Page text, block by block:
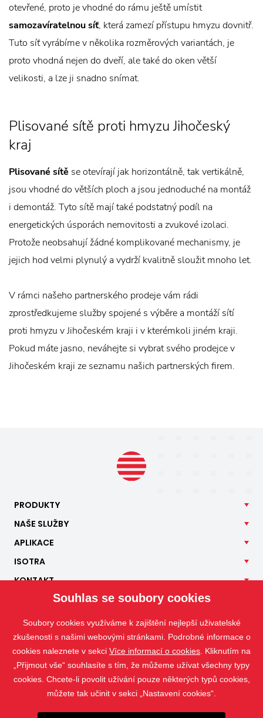
otevřené, proto je vhodné do rámu ještě umístit
samozavíratelnou síť, která zamezí přístupu hmyzu dovnitř.
Tuto síť vyrábíme v několika rozměrových variantách, je
proto vhodná nejen do dveří, ale také do oken větší
velikosti, a lze ji snadno snímat.
Plisované sítě proti hmyzu Jihočeský
kraj
Plisované sítě se otevírají jak horizontálně, tak vertikálně,
jsou vhodné do větších ploch a jsou jednoduché na montáž
i demontáž. Tyto sítě mají také podstatný podíl na
energetických úsporách nemovitosti a zvukové izolaci.
Protože neobsahují žádné komplikované mechanismy, je
jejich hod velmi plynulý a vydrží kvalitně sloužit mnoho let.
V rámci našeho partnerského prodeje vám rádi
zprostředkujeme služby spojené s výběre a montáží sítí
proti hmyzu v Jihočeském kraji i v kterémkoli jiném kraji.
Pokud máte jasno, neváhejte si vybrat svého prodejce v
Jihočeském kraji ze seznamu našich partnerských firem.
PRODUKTY
NAŠE SLUŽBY
APLIKACE
ISOTRA
KONTAKT
Souhlas se soubory cookies
Soubory cookies využíváme k zajištění nejlepší uživatelské
zkušenosti s našimi webovými stránkami. Podrobné informace o
cookies naleznete v sekci Více informací o cookies . Kliknutím na
„Přijmout vše“ souhlasíte s tím, že můžeme užívat všechny typy
cookies. Chcete-li povolit užívání pouze některých typů cookies,
můžete tak učinit v sekci „Nastavení cookies“.